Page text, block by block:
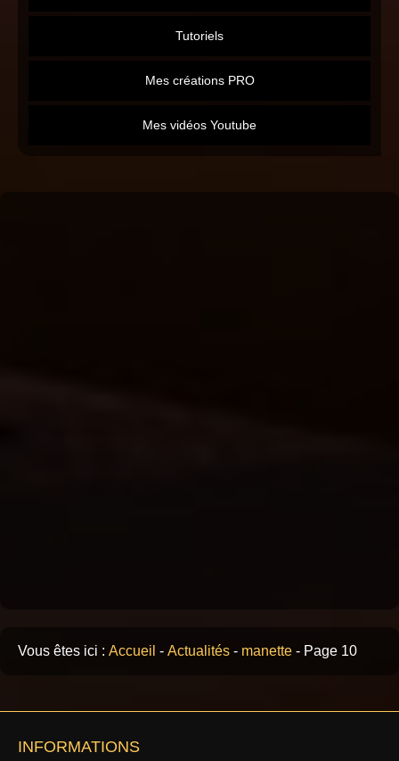
Tutoriels
Mes créations PRO
Mes vidéos Youtube
Vous êtes ici : Accueil - Actualités - manette - Page 10
INFORMATIONS